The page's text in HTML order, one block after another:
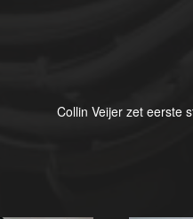
Collin Veijer zet eerste